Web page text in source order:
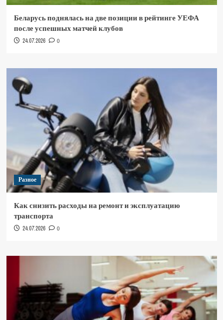
Беларусь поднялась на две позиции в рейтинге УЕФА
после успешных матчей клубов
24.07.2026 0
Разное
Как снизить расходы на ремонт и эксплуатацию
транспорта
24.07.2026 0